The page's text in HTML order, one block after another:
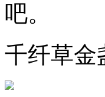
吧。
千纤草金